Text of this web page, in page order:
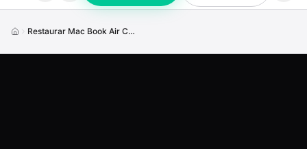
Restaurar Mac Book Air Cerca De Mi